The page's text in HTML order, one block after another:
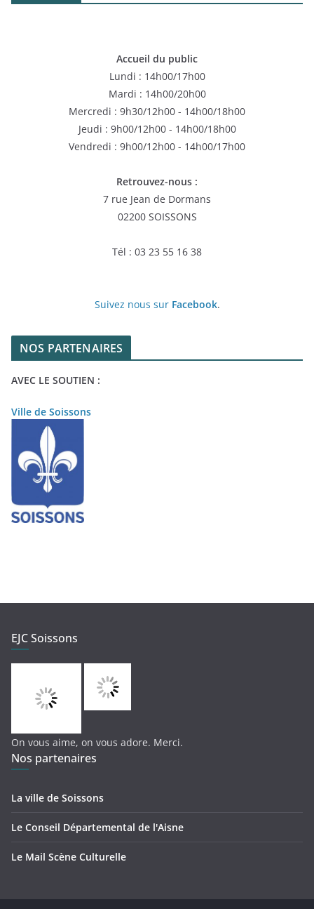
Accueil du public
Lundi : 14h00/17h00
Mardi : 14h00/20h00
Mercredi : 9h30/12h00 - 14h00/18h00
Jeudi : 9h00/12h00 - 14h00/18h00
Vendredi : 9h00/12h00 - 14h00/17h00
Retrouvez-nous :
7 rue Jean de Dormans
02200 SOISSONS
Tél : 03 23 55 16 38
Suivez nous sur Facebook.
NOS PARTENAIRES
AVEC LE SOUTIEN :
Ville de Soissons
EJC Soissons
On vous aime, on vous adore. Merci.
Nos partenaires
La ville de Soissons
Le Conseil Départemental de l'Aisne
Le Mail Scène Culturelle